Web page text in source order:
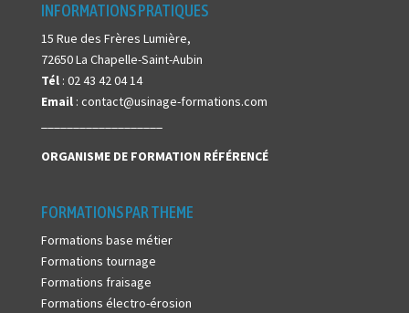
INFORMATIONS PRATIQUES
15 Rue des Frères Lumière,
72650 La Chapelle-Saint-Aubin
Tél: 02 43 42 04 14
Email: contact@usinage-formations.com
ORGANISME DE FORMATION RÉFÉRENCÉ
FORMATIONS PAR THEME
Formations base métier
Formations tournage
Formations fraisage
Formations électro-érosion